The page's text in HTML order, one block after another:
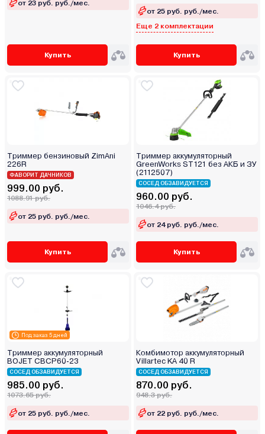
от 23 руб. руб./мес.
Купить
от 25 руб. руб./мес.
Еще 2 комплектации
Купить
Триммер бензиновый ZimAni
226R
ФАВОРИТ ДАЧНИКОВ
999.00 руб.
1088.91 руб.
от 25 руб. руб./мес.
Купить
Триммер аккумуляторный
GreenWorks ST121 без АКБ и ЗУ
(2112507)
СОСЕД ОБЗАВИДУЕТСЯ
960.00 руб.
1046.4 руб.
от 24 руб. руб./мес.
Купить
Под заказ 5 дней
Триммер аккумуляторный
BOJET CBCP60-23
СОСЕД ОБЗАВИДУЕТСЯ
985.00 руб.
1073.65 руб.
от 25 руб. руб./мес.
Комбимотор аккумуляторный
Villartec KA 40 R
СОСЕД ОБЗАВИДУЕТСЯ
870.00 руб.
948.3 руб.
от 22 руб. руб./мес.